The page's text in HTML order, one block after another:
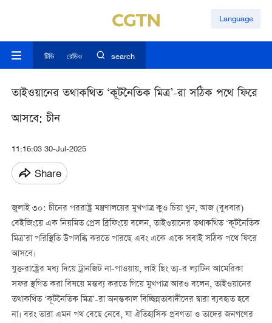
Language
টিভি রেডিও search
তাইওয়ানের তথাকথিত ‘কূটনৈতিক মিত্র’-রা সঠিক পথে ফিরে
আসবে: চীন
11:16:03 30-Jul-2025
Share
জুলাই ৩০: চীনের পররাষ্ট্র মন্ত্রণালয়ের মুখপাত্র কুও চিয়া খুন, আজ (বুধবার)
বেইজিংয়ে এক নিয়মিত প্রেস ব্রিফিংয়ে বলেন, তাইওয়ানের তথাকথিত ‘কূটনৈতিক
মিত্র’রা পরিস্থিতি উপলব্ধি করতে পারছে এবং একে একে সবাই সঠিক পথে ফিরে
আসবে।
যুক্তরাষ্ট্রের মধ্য দিয়ে ট্রানজিট না-পাওয়ায়, লাই ছিং ত্য-র ল্যাটিন আমেরিকা
সফর স্থগিত করা বিষয়ে মন্তব্য করতে গিয়ে মুখপাত্র আরও বলেন, তাইওয়ানের
তথাকথিত ‘কূটনৈতিক মিত্র’-রা অনন্তকাল বিচ্ছিন্নতাবাদীদের দ্বারা ব্যবহৃত হবে
না। বরং তারা এমন পথ বেছে নেবে, যা ঐতিহাসিক প্রবণতা ও তাদের জনগণের